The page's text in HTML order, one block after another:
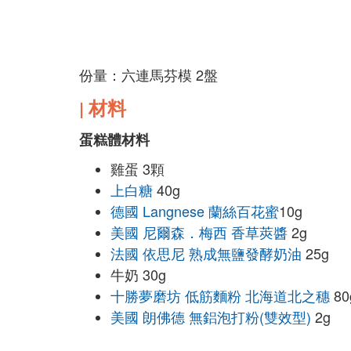
份量： 六連馬芬模 2盤
|材料
蛋糕體材料
雞蛋 3顆
上白糖40g
德國 Langnese 蘭絲百花蜜10g
美國 尼爾森．梅西 香草莢醬2g
法國 依思尼 熟成無鹽發酵奶油 25g
牛奶 30g
十勝夢磨坊 低筋麵粉 北海道北之穗
美國 朗佛德 無鋁泡打粉(雙效型) 2g